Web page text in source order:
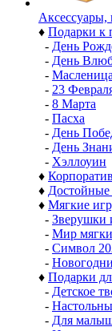
Аксессуары,
♦ Подарки к
- День
- День
- Масленица
- 23
- 8 Марта
- Пасха
- День
- День
- Хэллоуин
♦
♦ Достойные
♦ Мягкие
- Зверушки
- Мир
- Символ
-
♦ Подарки
- Детское
-
- Для